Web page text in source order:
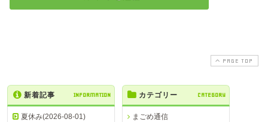
PAGE TOP
新着記事 INFORMATION
夏休み(2026-08-01)
カテゴリー CATEGORY
まごめ通信